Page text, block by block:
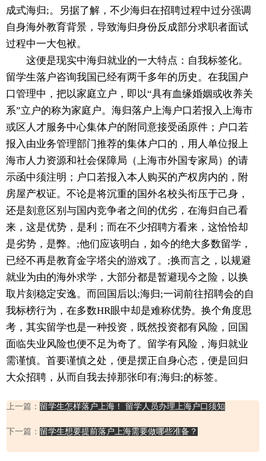
成式海归;。另据了解，不少海归在招聘过程中过分强调
自身海外教育背景，导致海归身份反成部分求职者面试
过程中一大包袱。
这便是现实中海归就业的一大特点：自我标签化。
留学生落户咨询我国已经有两千多年的历史。在我国户
口管理中，把以家庭立户，即以“具有血缘婚姻或收养关
系”立户的称为家庭户。海归落户上海户口若报入上海市
或区人才服务中心集体户的附同意接受函原件；户口若
报入由业务管理部门推荐的集体户口的，用人单位报上
海市人力资源和社会保障局（上海市外国专家局）的请
示函中须注明；户口若报入本人购买的产权房内的，附
房屋产权证。不论是将沉重的国外名校头衔压于己身，
还是刻意区别与国内竞争者之间的优劣，在海归自己看
来，这是优势，是利；而在不少招聘方看来，这恰恰却
是劣势，是弊。;他们应该明白，如今的绝大多数留学，
已经不再是教育金字塔尖的游戏了。;换而言之，以规避
就业为由的海外求学，大部分都是暂避现今之险，以换
取片刻稳定安逸。而回国后以;海归;一词前往招聘会的自
我标榜行为，在多数HR眼中却是难称优势。换个角度思
考，其实留学也是一种投资，既然投资都有风险，回国
面临失业风险也便不足为奇了。留学有风险，海归就业
需谨慎。首要谨慎之处，便是摆正自身心态，便是回归
大众招聘，从而自我去掉那张印有;海归;的标签。
上一篇： 留学生怎样落户上海！ 留学人员办理上海户口须知
下一篇： 留学生想要提前落户上海需要做哪些准备？